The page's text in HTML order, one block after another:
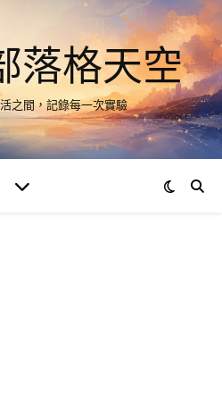
落格天空
之間，記錄每一次實驗